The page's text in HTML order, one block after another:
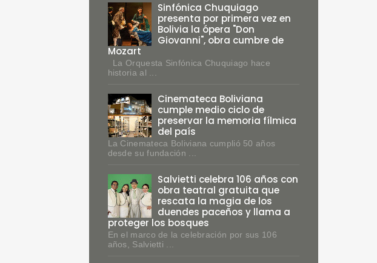
Sinfónica Chuquiago
presenta por primera vez en
Bolivia la ópera "Don
Giovanni", obra cumbre de
Mozart
La Orquesta Sinfónica Chuquiago hace
historia al ...
Cinemateca Boliviana
cumple medio ciclo de
preservar la memoria fílmica
del país
La Cinemateca Boliviana cumplió 50 años
desde su fundación ...
Salvietti celebra 106 años con
obra teatral gratuita que
rescata la magia de los
duendes paceños y llama a
proteger los bosques
En el marco de la celebración por sus 106
años, Salvietti ...